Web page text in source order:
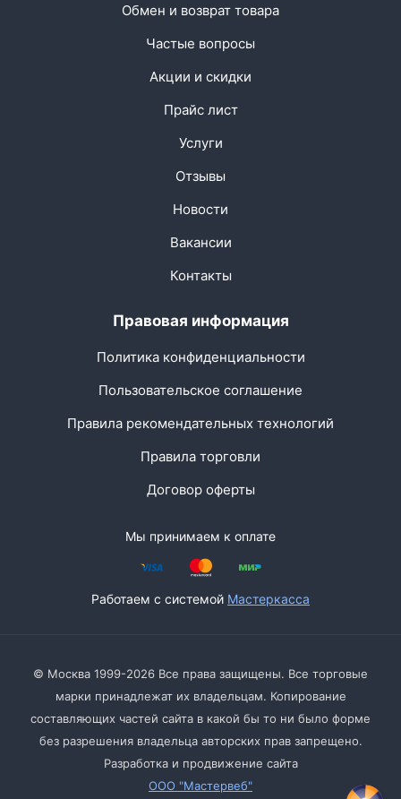
Обмен и возврат товара
Частые вопросы
Акции и скидки
Прайс лист
Услуги
Отзывы
Новости
Вакансии
Контакты
Правовая информация
Политика конфиденциальности
Пользовательское соглашение
Правила рекомендательных технологий
Правила торговли
Договор оферты
Мы принимаем к оплате
Работаем с системой Мастеркасса
© Москва 1999-2026 Все права защищены. Все торговые
марки принадлежат их владельцам. Копирование
составляющих частей сайта в какой бы то ни было форме
без разрешения владельца авторских прав запрещено.
Разработка и продвижение сайта
ООО "Мастервеб"